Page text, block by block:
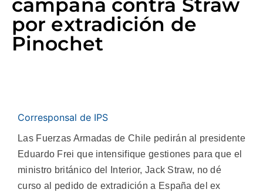
campaña contra Straw
por extradición de
Pinochet
Corresponsal de IPS
Las Fuerzas Armadas de Chile pedirán al presidente
Eduardo Frei que intensifique gestiones para que el
ministro británico del Interior, Jack Straw, no dé
curso al pedido de extradición a España del ex